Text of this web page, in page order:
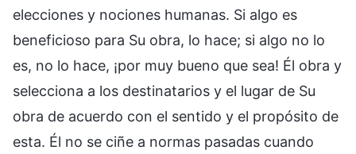
elecciones y nociones humanas. Si algo es
beneficioso para Su obra, lo hace; si algo no lo
es, no lo hace, ¡por muy bueno que sea! Él obra y
selecciona a los destinatarios y el lugar de Su
obra de acuerdo con el sentido y el propósito de
esta. Él no se ciñe a normas pasadas cuando